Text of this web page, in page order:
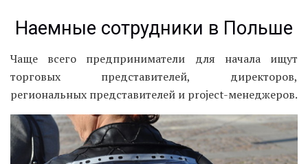
Наемные сотрудники в Польше
Чаще всего предприниматели для начала ищут
торговых представителей, директоров,
региональных представителей и project-менеджеров.